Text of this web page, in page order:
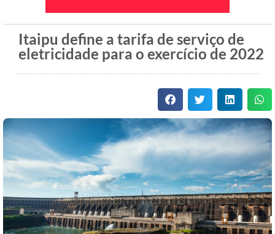
Itaipu define a tarifa de serviço de
eletricidade para o exercício de 2022